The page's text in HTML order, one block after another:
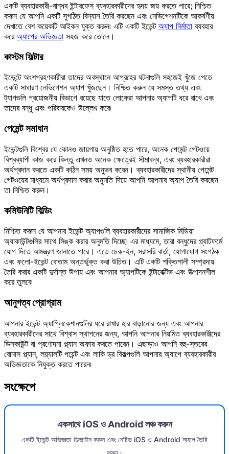
একটি ব্যবহারকারী-বান্ধব ইন্টারফেস ব্যবহারকারীদের হৃদয় জয় করতে পারে; নিশ্চিত
করুন যে আপনি একটি সুগঠিত বিন্যাস তৈরি করছেন এবং নেভিগেশনটিকে আকর্ষণীয়
দেখাতে বেশ কয়েকটি আইকন যুক্ত করুন৷ এটি একটি ইভেন্ট অ্যাপ নির্মাতা ব্যবহার
করে অ্যাপের অভিজ্ঞতা সহজ করে তোলে।
কাস্টম ফিল্টার
ইভেন্টে অংশগ্রহণকারীরা তাদের অবস্থানে আগ্রহের ঘটনাগুলি সহজেই খুঁজে পেতে
একটি সাধারণ নেভিগেশন অ্যাপ খুঁজছেন। নিশ্চিত করুন যে সমস্ত তথ্য এবং
ট্যাগগুলি প্রয়োজনীয় বিভাগে রয়েছে যাতে লোকেরা আপনার অ্যাপটি ধরে রাখে এবং
তাদের বন্ধু এবং পরিবারকেও উল্লেখ করে৷
পেমেন্ট সমাধান
ইভেন্টগুলি বিশ্বের যে কোনও জায়গায় অনুষ্ঠিত হতে পারে, অনেক পেমেন্ট গেটওয়ে
বিশ্বব্যাপী কাজ করে কিন্তু এখনও অনেক ক্ষেত্রেই সীমাবদ্ধ, এবং ব্যবহারকারীরা
অর্থপ্রদান করতে একটি কঠিন সময় অনুভব করেন। ব্যবহারকারীদের স্থানীয় পেমেন্ট
গেটওয়ের মাধ্যমে অর্থপ্রদান করার অনুমতি দিয়ে আপনি আপনার অ্যাপ তৈরি করছেন
তা নিশ্চিত করুন।
কমিউনিটি বিল্ডিং
নিশ্চিত করুন যে আপনার ইভেন্ট অ্যাপগুলি ব্যবহারকারীদের সামাজিক মিডিয়া
অ্যাকাউন্টগুলির সাথে সিঙ্ক করার অনুমতি দিচ্ছে৷ এর মাধ্যমে, তারা বন্ধুদের প্ল্যাটফর্মে
যোগ দিতে আমন্ত্রণ জানাতে পারে। এতে চেক-ইন, সরাসরি বার্তা, যোগাযোগ সংগঠক
এবং ফলো-ইভেন্ট বোতাম অন্তর্ভুক্ত করা উচিত। এটি একটি শক্তিশালী সম্প্রদায়
তৈরি করার একটি দুর্দান্ত উপায় এবং আপনার অ্যাপটিকে ইন্টারেক্টিভ এবং উত্পাদনশীল
করে তুলবে৷
আনুগত্য প্রোগ্রাম
আপনার ইভেন্ট অ্যাপ্লিকেশানগুলির ধরে রাখার হার বাড়ানোর জন্য এবং আপনার
ব্যবহারকারীদের সাথে বিশ্বাস স্থাপনের জন্য, আপনি আপনার নিয়মিত ব্যবহারকারীদের
ডিসকাউন্ট বা প্রণোদনা প্ল্যান অফার করতে পারেন। এছাড়াও আপনি বহু-স্তরের
বোনাস প্ল্যান, লয়্যালটি পয়েন্ট এবং লাকি ড্র বিকল্পগুলি আপনার অ্যাপে ব্যবহারকারীর
অভিজ্ঞতাকে নিযুক্ত করতে পারেন৷
সংক্ষেপে
একসাথে iOS ও Android লঞ্চ করুন
একটি ইভেন্ট অভিজ্ঞতা ডিজাইন করুন এবং নেটিভ iOS ও Android অ্যাপ তৈরি